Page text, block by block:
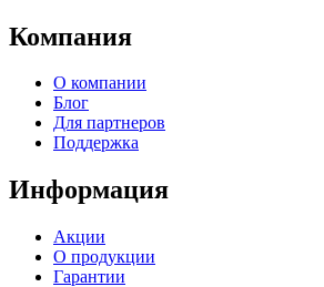
Компания
О компании
Блог
Для партнеров
Поддержка
Информация
Акции
О продукции
Гарантии